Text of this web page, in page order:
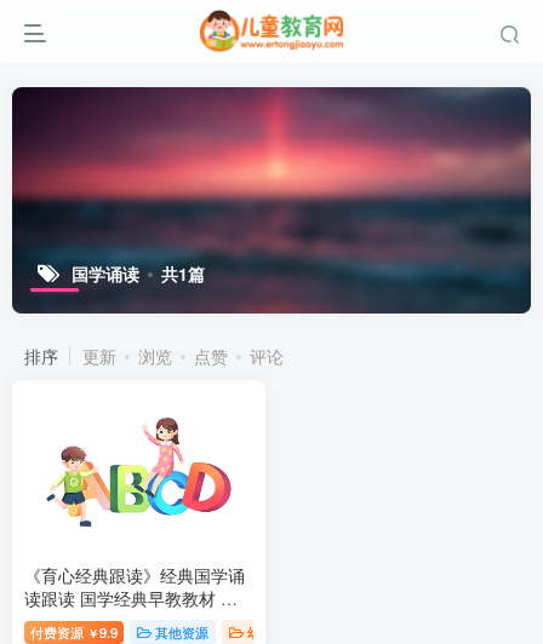
国学诵读 共1篇
排序 更新 浏览 点赞 评论
《育心经典跟读》经典国学诵
读跟读 国学经典早教教材 百
度网盘下载
付费资源 ￥9.9 其他资源 幼儿早教